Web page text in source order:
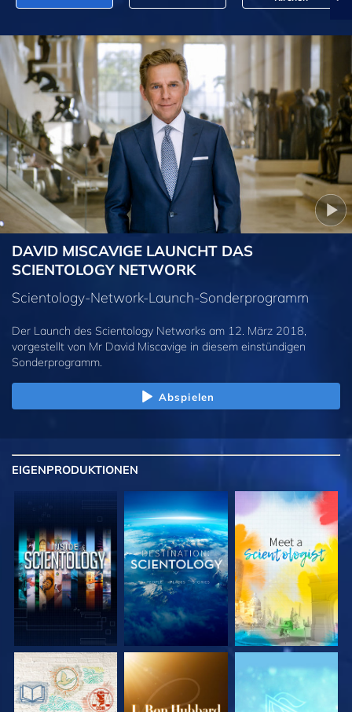
DAVID MISCAVIGE LAUNCHT DAS
SCIENTOLOGY NETWORK
Scientology-Network-Launch-Sonderprogramm
Der Launch des Scientology Networks am 12. März 2018,
vorgestellt von Mr David Miscavige in diesem einstündigen
Sonderprogramm.
Abspielen
EIGENPRODUKTIONEN
SERIE
SERIE
SERIE